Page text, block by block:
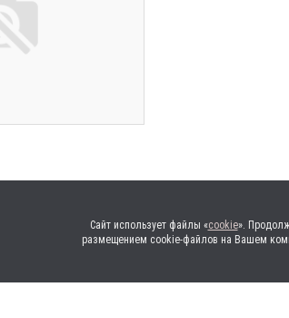
Сайт использует файлы «cookie».
размещением cookie-файлов на Вашем